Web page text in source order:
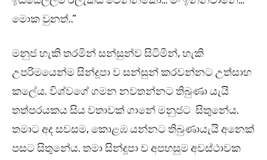
මොක වුනත්..”
මනුජ හැකි තරමින් සන්සුන්ව සිටිමින්, හැකි
උපරිමයෙන්ම සින්දූපා ව සන්සුන් කරවන්නට උත්සාහ
කලේය. විශ්වගේ ගමන නවතන්නට තිබුණා යැයි
තත්පරයකය සිය වතාවක් ගානේ මනුජට සිතුනේය.
තමාට අද සවසම, කොළඹ යන්නට තිබුණායැයි අනෙක්
පසට සිතුනේය. තමා සින්දූපා ව අපහසුම අවස්ථාවක